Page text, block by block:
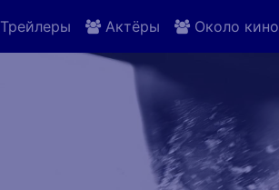
Трейлеры Актёры Около кино